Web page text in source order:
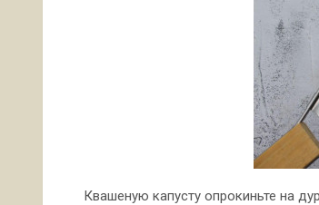
Квашеную капусту опрокиньте на